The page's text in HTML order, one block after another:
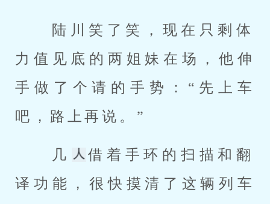
力值见底的两姐妹在场，他伸
手做了个请的手势：“先上车
吧，路上再说。”
几
借着手环的扫描和翻
译功能，很快摸清了这辆列车